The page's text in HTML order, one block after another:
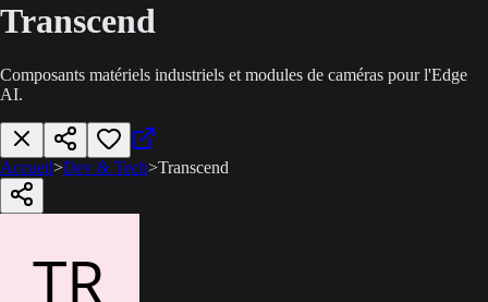
Transcend
Composants matériels industriels et modules de caméras pour l'Edge
AI.
Accueil>Dev & Tech>Transcend